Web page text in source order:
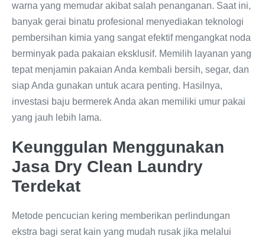
warna yang memudar akibat salah penanganan. Saat ini,
banyak gerai binatu profesional menyediakan teknologi
pembersihan kimia yang sangat efektif mengangkat noda
berminyak pada pakaian eksklusif. Memilih layanan yang
tepat menjamin pakaian Anda kembali bersih, segar, dan
siap Anda gunakan untuk acara penting. Hasilnya,
investasi baju bermerek Anda akan memiliki umur pakai
yang jauh lebih lama.
Keunggulan Menggunakan
Jasa Dry Clean Laundry
Terdekat
Metode pencucian kering memberikan perlindungan
ekstra bagi serat kain yang mudah rusak jika melalui